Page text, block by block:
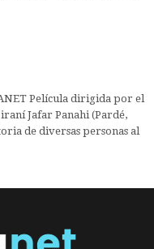
Película dirigida por el
Jafar Panahi (Pardé,
de diversas personas al